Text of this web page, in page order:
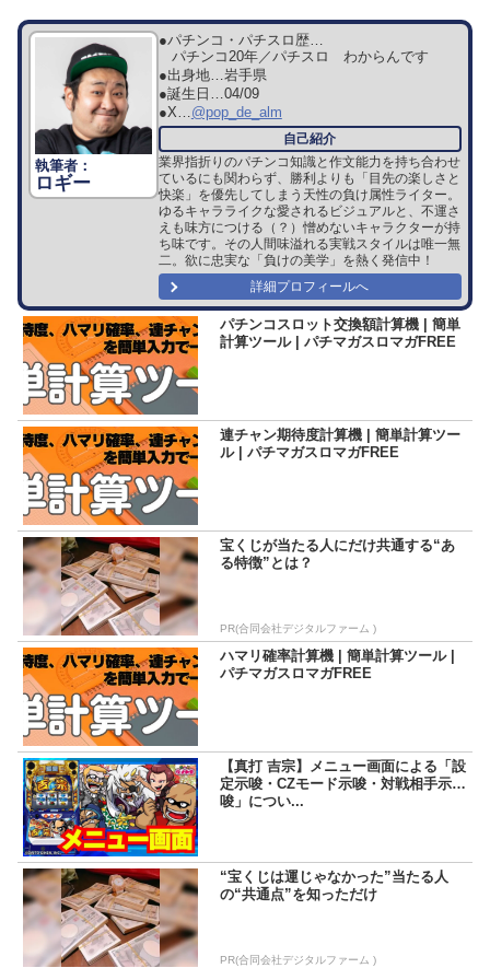
ロギー
●パチンコ・パチスロ歴…
パチンコ20年／パチスロ わからんです
●出身地…岩手県
●誕生日…04/09
●X…@pop_de_alm
業界指折りのパチンコ知識と作文能力を持ち合わせ
ているにも関わらず、勝利よりも「目先の楽しさと
快楽」を優先してしまう天性の負け属性ライター。
ゆるキャラライクな愛されるビジュアルと、不運さ
えも味方につける（？）憎めないキャラクターが持
ち味です。その人間味溢れる実戦スタイルは唯一無
二。欲に忠実な「負けの美学」を熱く発信中！
詳細プロフィールへ
パチンコスロット交換額計算機 | 簡単
計算ツール | パチマガスロマガFREE
連チャン期待度計算機 | 簡単計算ツー
ル | パチマガスロマガFREE
宝くじが当たる人にだけ共通する“あ
る特徴”とは？
PR(合同会社デジタルファーム )
ハマリ確率計算機 | 簡単計算ツール |
パチマガスロマガFREE
【真打 吉宗】メニュー画面による「設
定示唆・CZモード示唆・対戦相手示
唆」につい...
“宝くじは運じゃなかった”当たる人
の“共通点”を知っただけ
PR(合同会社デジタルファーム )